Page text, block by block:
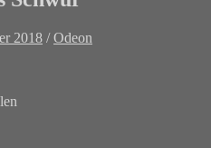
2018 /Odeon